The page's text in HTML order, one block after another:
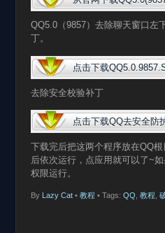
QQ5.0（9857）去除聊天窗口左
丁。
点击下载
去除安全校验补丁
点击下载QQ去安全防
下载完后把这两个程序放在QQ
后依次运行，点应用就可以了~
权限运行。
By Lazy Cat• 教程 • Tags: QQ 教程